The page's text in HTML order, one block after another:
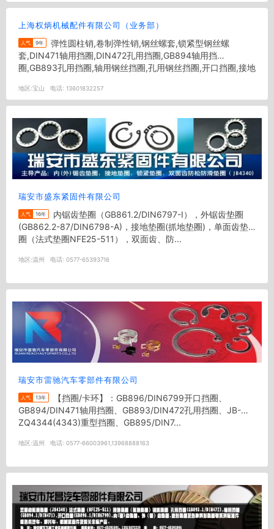
上海权炳机械配件有限公司（业务部）
人气 9年
套,DIN471轴用挡圈,DIN472孔用挡圈,GB894轴用挡
圈,GB893孔用挡圈,轴用钢丝挡圈,孔用钢丝挡圈,开口挡圈,接地
地区:宝山 电话: 13601832257
瑞安市盛东紧固件有限公司
人气 16年
(GB862.2-87/DIN6798-A)，接地垫圈(抓地垫圈)，单面齿垫
圈（法式垫圈NFE25-511），双面齿、防...
地区:温州 电话: 0577-65393716
瑞安市雷驰汽车零部件有限公司
人气 13年
GB894/DIN471轴用挡圈、GB893/DIN472孔用挡圈、JB-
ZQ4344(4343)重型挡圈、GB895/DIN7...
地区:温州 电话: 0577-66003961,13968888163